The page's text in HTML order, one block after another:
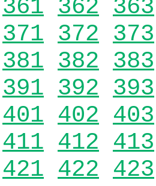
361 362 363
371 372 373
381 382 383
391 392 393
401 402 403
411 412 413
421 422 423